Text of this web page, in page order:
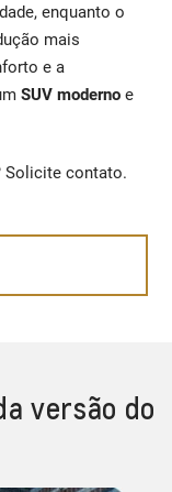
enquanto o
mais
e a
SUV moderno e
Solicite contato.
versão do